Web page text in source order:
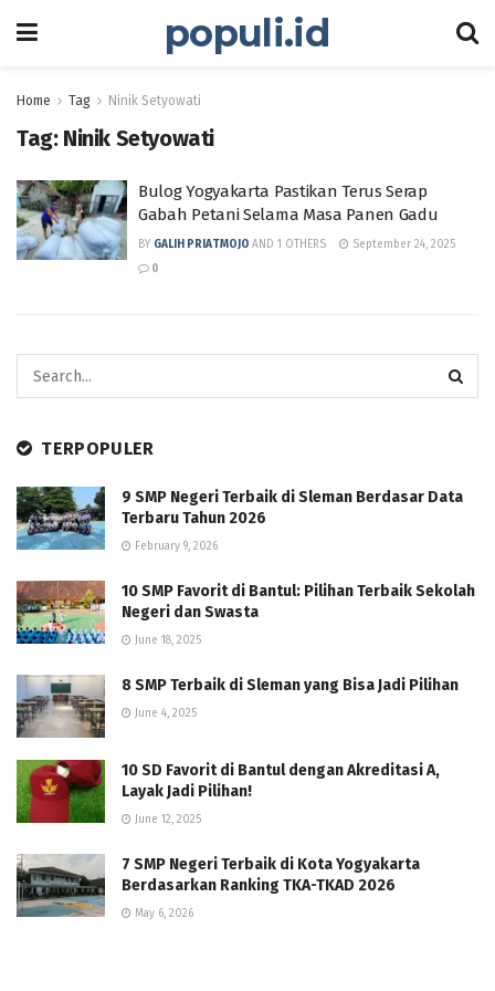
populi.id
Home Tag Ninik Setyowati
Tag: Ninik Setyowati
Bulog Yogyakarta Pastikan Terus Serap
Gabah Petani Selama Masa Panen Gadu
BY GALIH PRIATMOJO AND 1 OTHERS
September 24, 2025
0
TERPOPULER
9 SMP Negeri Terbaik di Sleman Berdasar Data
Terbaru Tahun 2026
February 9, 2026
10 SMP Favorit di Bantul: Pilihan Terbaik Sekolah
Negeri dan Swasta
June 18, 2025
8 SMP Terbaik di Sleman yang Bisa Jadi Pilihan
June 4, 2025
10 SD Favorit di Bantul dengan Akreditasi A,
Layak Jadi Pilihan!
June 12, 2025
7 SMP Negeri Terbaik di Kota Yogyakarta
Berdasarkan Ranking TKA-TKAD 2026
May 6, 2026